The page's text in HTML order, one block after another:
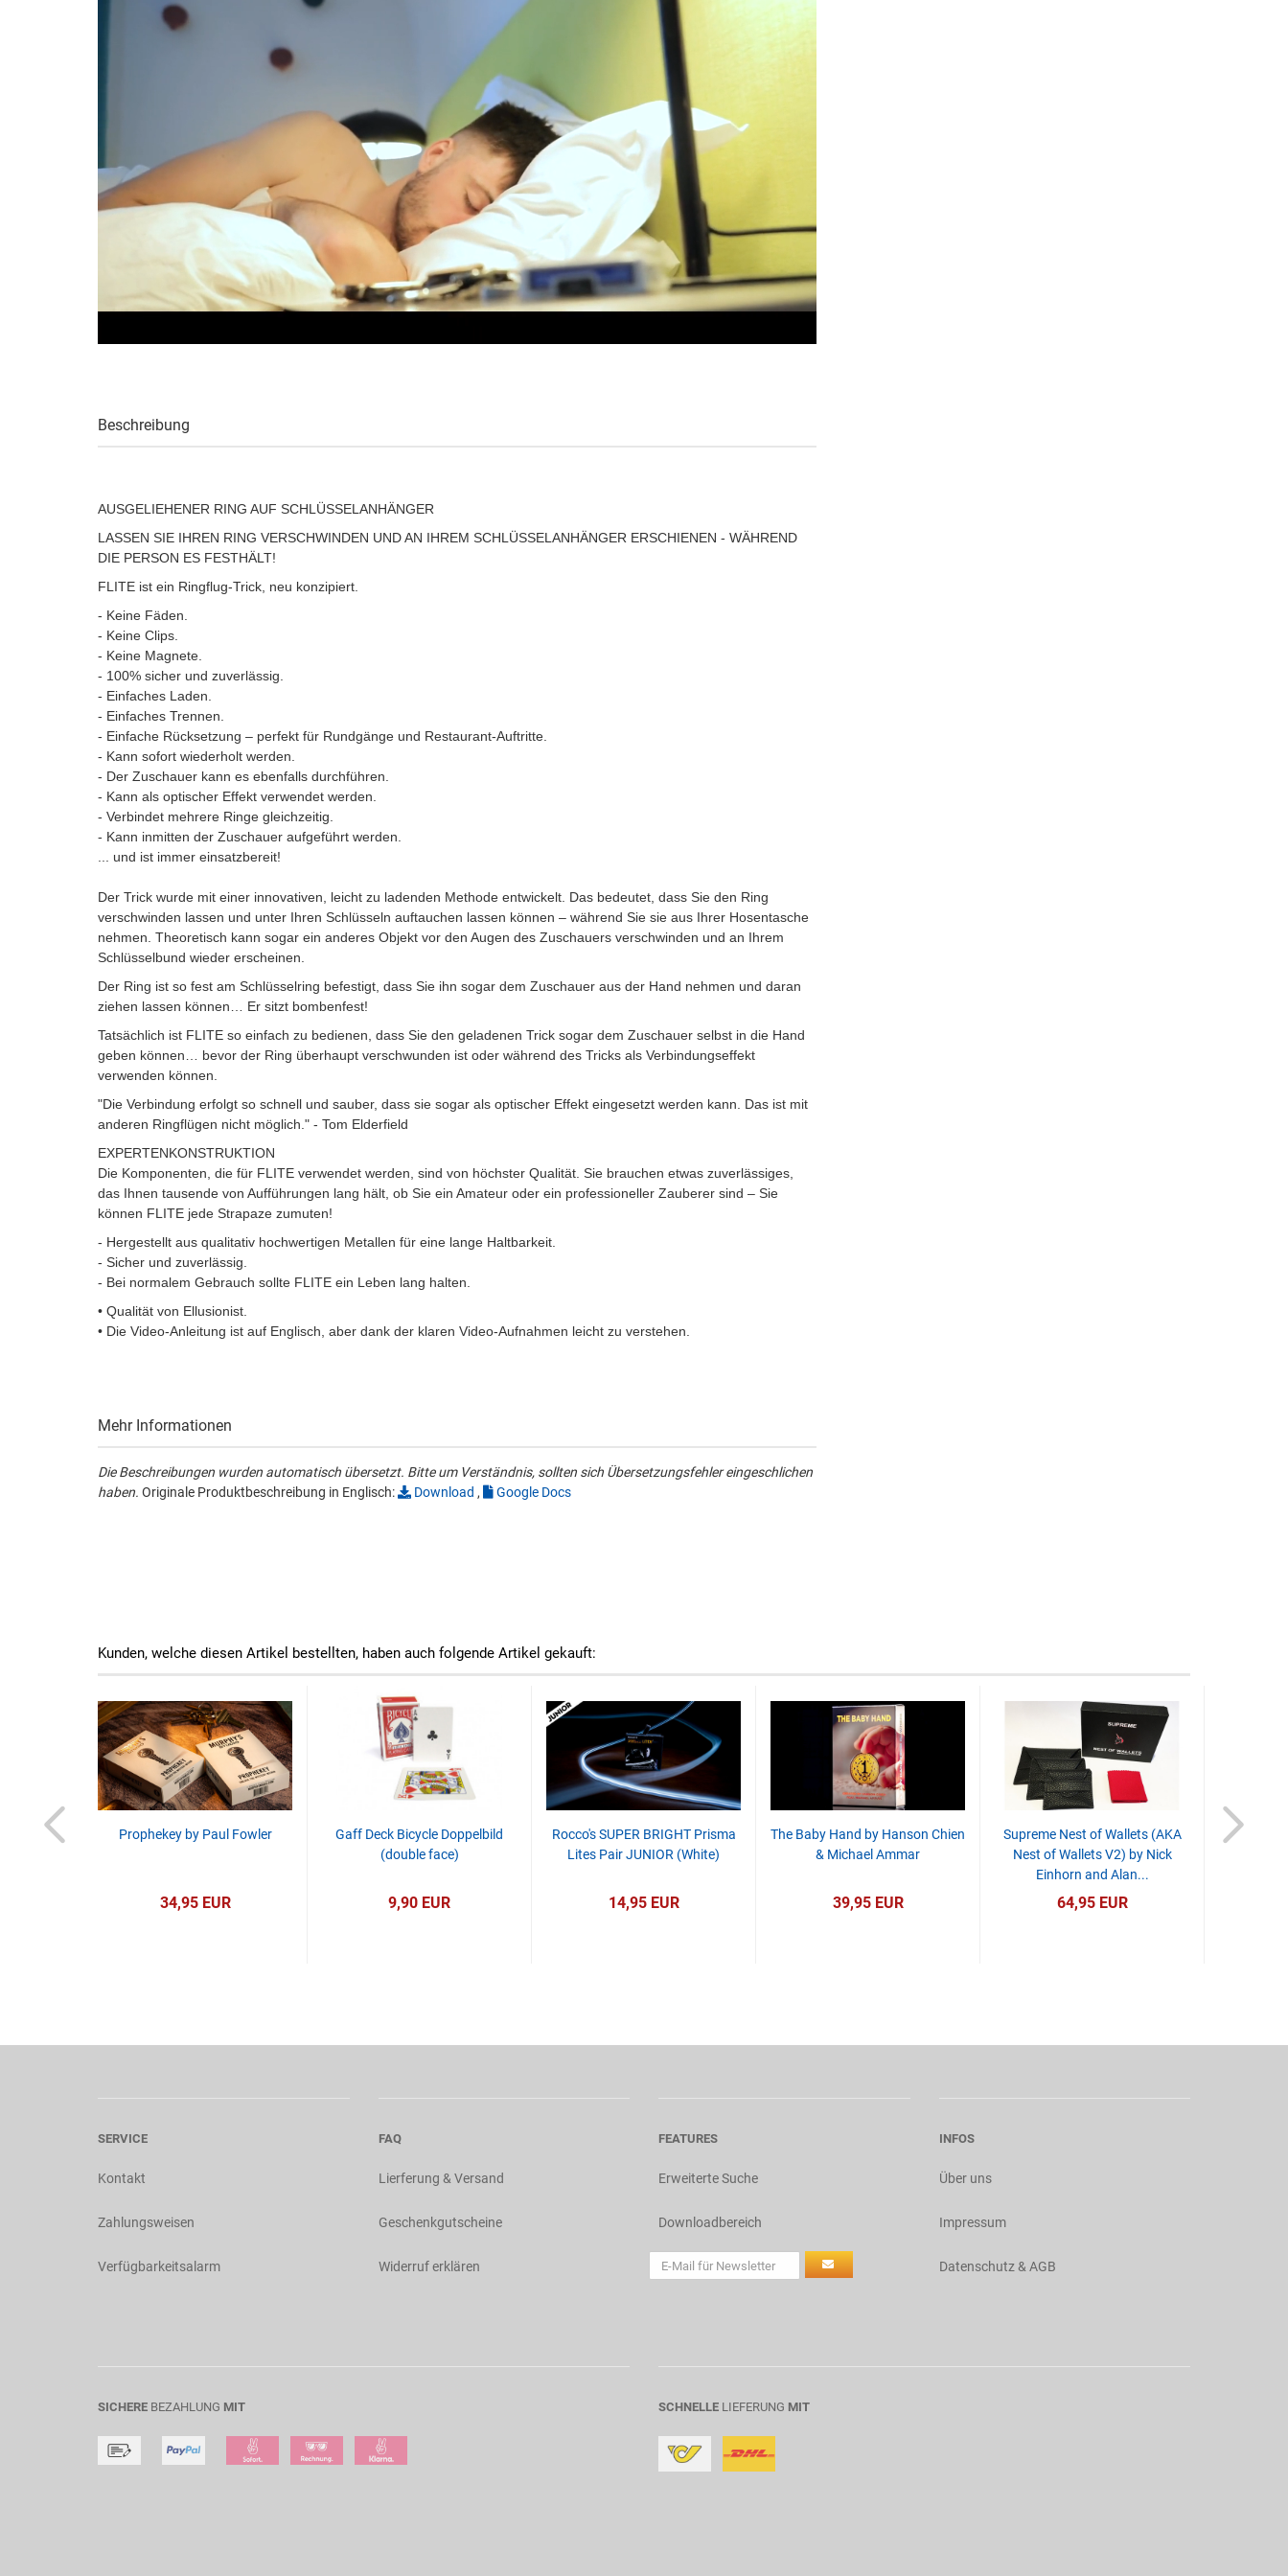
Beschreibung
AUSGELIEHENER RING AUF SCHLÜSSELANHÄNGER
LASSEN SIE IHREN RING VERSCHWINDEN UND AN IHREM SCHLÜSSELANHÄNGER ERSCHIENEN - WÄHREND
DIE PERSON ES FESTHÄLT!
FLITE ist ein Ringflug-Trick, neu konzipiert.
- Keine Fäden.
- Keine Clips.
- Keine Magnete.
- 100% sicher und zuverlässig.
- Einfaches Laden.
- Einfaches Trennen.
- Einfache Rücksetzung – perfekt für Rundgänge und Restaurant-Auftritte.
- Kann sofort wiederholt werden.
- Der Zuschauer kann es ebenfalls durchführen.
- Kann als optischer Effekt verwendet werden.
- Verbindet mehrere Ringe gleichzeitig.
- Kann inmitten der Zuschauer aufgeführt werden.
... und ist immer einsatzbereit!
Der Trick wurde mit einer innovativen, leicht zu ladenden Methode entwickelt. Das bedeutet, dass Sie den Ring
verschwinden lassen und unter Ihren Schlüsseln auftauchen lassen können – während Sie sie aus Ihrer Hosentasche
nehmen. Theoretisch kann sogar ein anderes Objekt vor den Augen des Zuschauers verschwinden und an Ihrem
Schlüsselbund wieder erscheinen.
Der Ring ist so fest am Schlüsselring befestigt, dass Sie ihn sogar dem Zuschauer aus der Hand nehmen und daran
ziehen lassen können… Er sitzt bombenfest!
Tatsächlich ist FLITE so einfach zu bedienen, dass Sie den geladenen Trick sogar dem Zuschauer selbst in die Hand
geben können… bevor der Ring überhaupt verschwunden ist oder während des Tricks als Verbindungseffekt
verwenden können.
"Die Verbindung erfolgt so schnell und sauber, dass sie sogar als optischer Effekt eingesetzt werden kann. Das ist mit
anderen Ringflügen nicht möglich." - Tom Elderfield
EXPERTENKONSTRUKTION
Die Komponenten, die für FLITE verwendet werden, sind von höchster Qualität. Sie brauchen etwas zuverlässiges,
das Ihnen tausende von Aufführungen lang hält, ob Sie ein Amateur oder ein professioneller Zauberer sind – Sie
können FLITE jede Strapaze zumuten!
- Hergestellt aus qualitativ hochwertigen Metallen für eine lange Haltbarkeit.
- Sicher und zuverlässig.
- Bei normalem Gebrauch sollte FLITE ein Leben lang halten.
• Qualität von Ellusionist.
• Die Video-Anleitung ist auf Englisch, aber dank der klaren Video-Aufnahmen leicht zu verstehen.
Mehr Informationen
Die Beschreibungen wurden automatisch übersetzt. Bitte um Verständnis, sollten sich Übersetzungsfehler eingeschlichen
haben. Originale Produktbeschreibung in Englisch: Download , Google Docs
Kunden, welche diesen Artikel bestellten, haben auch folgende Artikel gekauft:
and Agus
Prophekey by Paul Fowler
34,95 EUR
Gaff Deck Bicycle Doppelbild
(double face)
9,90 EUR
Rocco's SUPER BRIGHT Prisma
Lites Pair JUNIOR (White)
14,95 EUR
The Baby Hand by Hanson Chien
& Michael Ammar
39,95 EUR
Supreme Nest of Wallets (AKA
Nest of Wallets V2) by Nick
Einhorn and Alan...
64,95 EUR
Bicycle
SERVICE
Kontakt
Zahlungsweisen
Verfügbarkeitsalarm
FAQ
Lierferung & Versand
Geschenkgutscheine
Widerruf erklären
FEATURES
Erweiterte Suche
Downloadbereich
INFOS
Über uns
Impressum
Datenschutz & AGB
SICHERE BEZAHLUNG MIT SCHNELLE LIEFERUNG MIT